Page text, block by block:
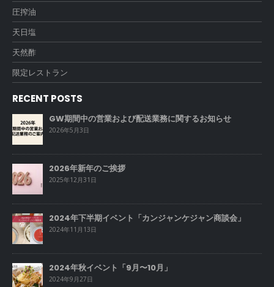
圧搾油
天日塩
天然酢
限定レストラン
RECENT POSTS
GW期間中の営業および配送業務に関するお知らせ
2026年5月3日
2026年新年のご挨拶
2025年12月31日
2024年下半期イベント「カンジャンケジャン商談会」
2024年11月13日
2024年秋イベント「9月〜10月」
2024年9月27日